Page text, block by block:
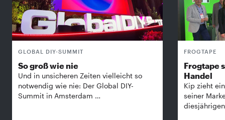
GLOBAL DIY-SUMMIT
So groß wie nie
Und in unsicheren Zeiten vielleicht so
notwendig wie nie: Der Global DIY-
Summit in Amsterdam …
FROGTAPE
Frogtape
Handel
Kip zieht
seiner